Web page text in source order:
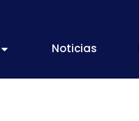
Noticias